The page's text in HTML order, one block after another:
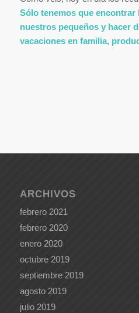
Sólo tenemos que encontrar
nuestros pequeños y hacer
vacaciones en familia,
ARCHIVOS
febrero 2021
febrero 2020
enero 2020
octubre 2019
septiembre 2019
agosto 2019
julio 2019